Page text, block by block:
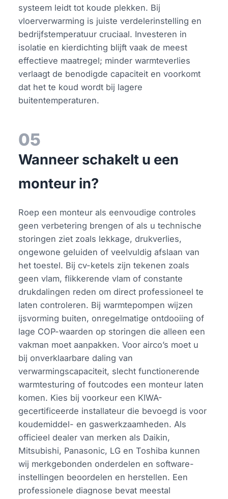
systeem leidt tot koude plekken. Bij
vloerverwarming is juiste verdelerinstelling en
bedrijfstemperatuur cruciaal. Investeren in
isolatie en kierdichting blijft vaak de meest
effectieve maatregel; minder warmteverlies
verlaagt de benodigde capaciteit en voorkomt
dat het te koud wordt bij lagere
buitentemperaturen.
05
Wanneer schakelt u een
monteur in?
Roep een monteur als eenvoudige controles
geen verbetering brengen of als u technische
storingen ziet zoals lekkage, drukverlies,
ongewone geluiden of veelvuldig afslaan van
het toestel. Bij cv-ketels zijn tekenen zoals
geen vlam, flikkerende vlam of constante
drukdalingen reden om direct professioneel te
laten controleren. Bij warmtepompen wijzen
ijsvorming buiten, onregelmatige ontdooiing of
lage COP-waarden op storingen die alleen een
vakman moet aanpakken. Voor airco’s moet u
bij onverklaarbare daling van
verwarmingscapaciteit, slecht functionerende
warmtesturing of foutcodes een monteur laten
komen. Kies bij voorkeur een KIWA-
gecertificeerde installateur die bevoegd is voor
koudemiddel- en gaswerkzaamheden. Als
officieel dealer van merken als Daikin,
Mitsubishi, Panasonic, LG en Toshiba kunnen
wij merkgebonden onderdelen en software-
instellingen beoordelen en herstellen. Een
professionele diagnose bevat meestal